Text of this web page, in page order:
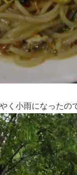
く小雨になったの